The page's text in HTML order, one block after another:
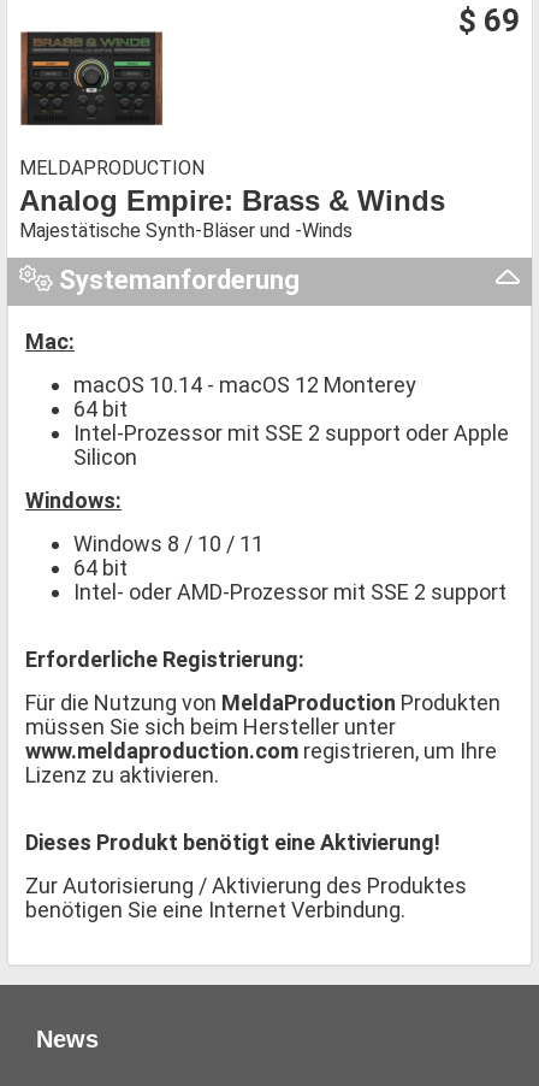
$ 69
MELDAPRODUCTION
Analog Empire: Brass & Winds
Majestätische Synth-Bläser und -Winds
Systemanforderung
Mac:
macOS 10.14 - macOS 12 Monterey
64 bit
Intel-Prozessor mit SSE 2 support oder Apple
Silicon
Windows:
Windows 8 / 10 / 11
64 bit
Intel- oder AMD-Prozessor mit SSE 2 support
Erforderliche Registrierung:
Für die Nutzung von MeldaProduction Produkten
müssen Sie sich beim Hersteller unter
www.meldaproduction.com registrieren, um Ihre
Lizenz zu aktivieren.
Dieses Produkt benötigt eine Aktivierung!
Zur Autorisierung / Aktivierung des Produktes
benötigen Sie eine Internet Verbindung.
News